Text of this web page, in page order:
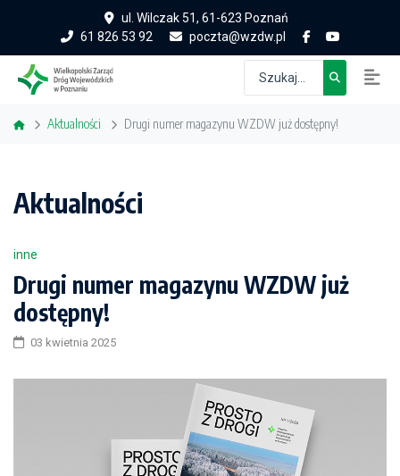
ul. Wilczak 51, 61-623 Poznań
61 826 53 92
poczta@wzdw.pl
Aktualności Drugi numer magazynu WZDW już dostępny!
Aktualności
inne
Drugi numer magazynu WZDW już
dostępny!
03 kwietnia 2025